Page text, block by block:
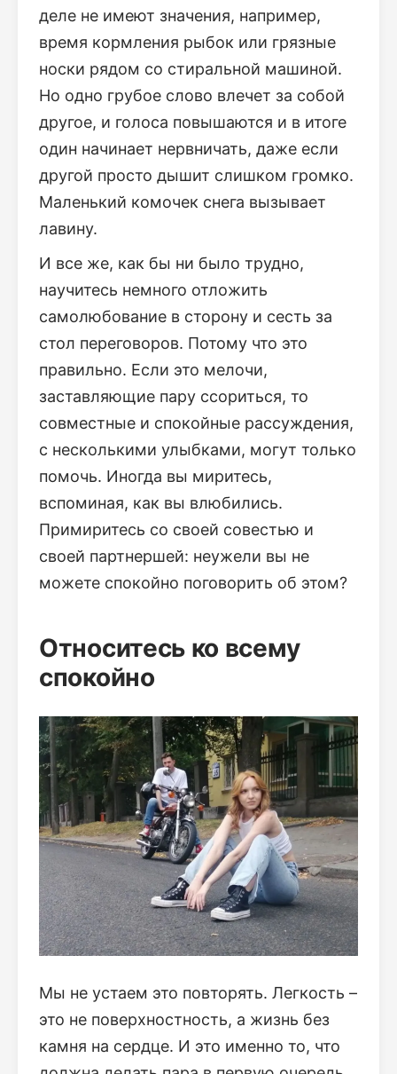
деле не имеют значения, например,
время кормления рыбок или грязные
носки рядом со стиральной машиной.
Но одно грубое слово влечет за собой
другое, и голоса повышаются и в итоге
один начинает нервничать, даже если
другой просто дышит слишком громко.
Маленький комочек снега вызывает
лавину.
И все же, как бы ни было трудно,
научитесь немного отложить
самолюбование в сторону и сесть за
стол переговоров. Потому что это
правильно. Если это мелочи,
заставляющие пару ссориться, то
совместные и спокойные рассуждения,
с несколькими улыбками, могут только
помочь. Иногда вы миритесь,
вспоминая, как вы влюбились.
Примиритесь со своей совестью и
своей партнершей: неужели вы не
можете спокойно поговорить об этом?
Относитесь ко всему
спокойно
Мы не устаем это повторять. Легкость –
это не поверхностность, а жизнь без
камня на сердце. И это именно то, что